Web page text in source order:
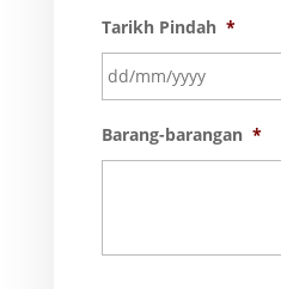
Tarikh Pindah *
slash
Barang-barangan *